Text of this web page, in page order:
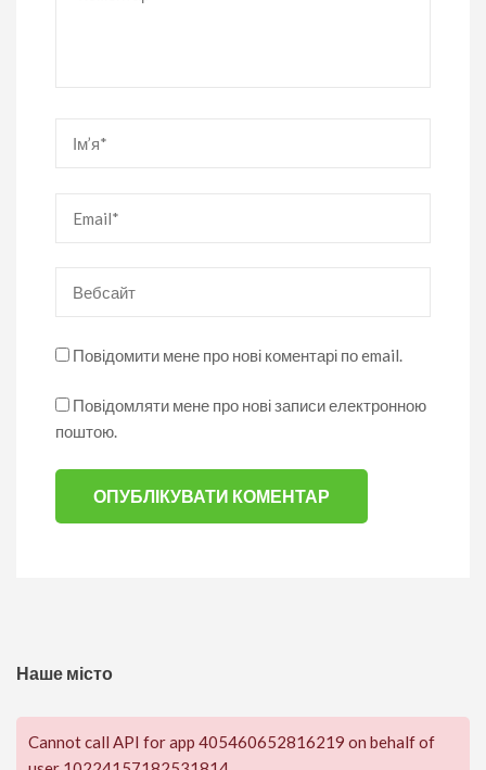
Повідомити мене про нові коментарі по email.
Повідомляти мене про нові записи електронною
поштою.
Наше місто
Cannot call API for app 405460652816219 on behalf of